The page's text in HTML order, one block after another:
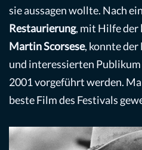
sie aussagen wollte. Nach
Restaurierung, mit Hilfe der
Martin Scorsese, konnte
und interessierten Publikum
2001 vorgeführt werden.
beste Film des Festivals